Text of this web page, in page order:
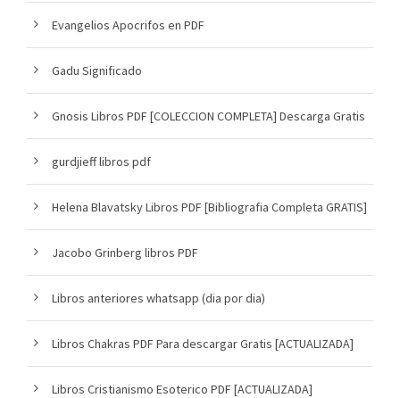
Evangelios Apocrifos en PDF
Gadu Significado
Gnosis Libros PDF [COLECCION COMPLETA] Descarga Gratis
gurdjieff libros pdf
Helena Blavatsky Libros PDF [Bibliografia Completa GRATIS]
Jacobo Grinberg libros PDF
Libros anteriores whatsapp (dia por dia)
Libros Chakras PDF Para descargar Gratis [ACTUALIZADA]
Libros Cristianismo Esoterico PDF [ACTUALIZADA]